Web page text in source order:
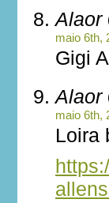
Alaor
maio 6th,
Gigi
Alaor
maio 6th,
Loira